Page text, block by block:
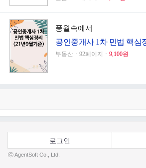
풍월속에서
공인중개사 1차 민법 핵심
부동산ㆍ92페이지ㆍ 9,100원
로그인
ⓒ AgentSoft Co., Ltd.